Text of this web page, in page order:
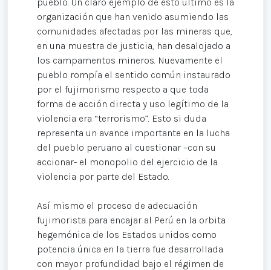
organización que han venido asumiendo las
comunidades afectadas por las mineras que,
en una muestra de justicia, han desalojado a
los campamentos mineros. Nuevamente el
pueblo rompía el sentido común instaurado
por el fujimorismo respecto a que toda
forma de acción directa y uso legítimo de la
violencia era “terrorismo”. Esto si duda
representa un avance importante en la lucha
del pueblo peruano al cuestionar –con su
accionar- el monopolio del ejercicio de la
violencia por parte del Estado.
Así mismo el proceso de adecuación
fujimorista para encajar al Perú en la orbita
hegemónica de los Estados unidos como
potencia única en la tierra fue desarrollada
con mayor profundidad bajo el régimen de